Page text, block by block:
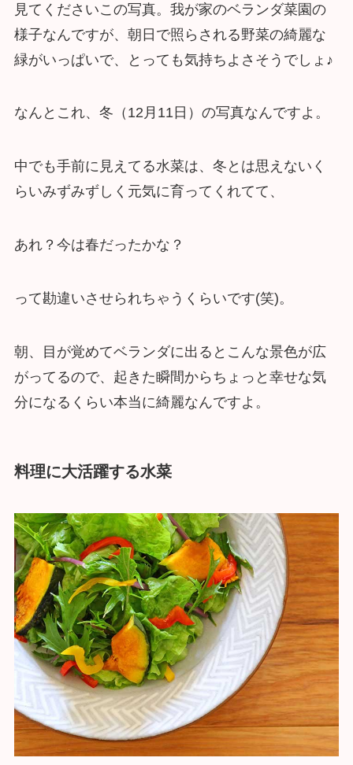
見てくださいこの写真。我が家のベランダ菜園の
様子なんですが、朝日で照らされる野菜の綺麗な
緑がいっぱいで、とっても気持ちよさそうでしょ♪
なんとこれ、冬（12月11日）の写真なんですよ。
中でも手前に見えてる水菜は、冬とは思えないく
らいみずみずしく元気に育ってくれてて、
あれ？今は春だったかな？
って勘違いさせられちゃうくらいです(笑)。
朝、目が覚めてベランダに出るとこんな景色が広
がってるので、起きた瞬間からちょっと幸せな気
分になるくらい本当に綺麗なんですよ。
料理に大活躍する水菜